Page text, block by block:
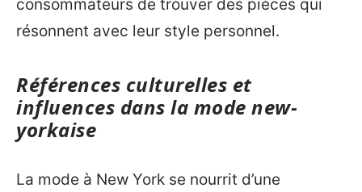
consommateurs de trouver des pièces qui
résonnent avec leur style personnel.
Références culturelles et
influences dans la mode new-
yorkaise
La mode à New York se nourrit d’une